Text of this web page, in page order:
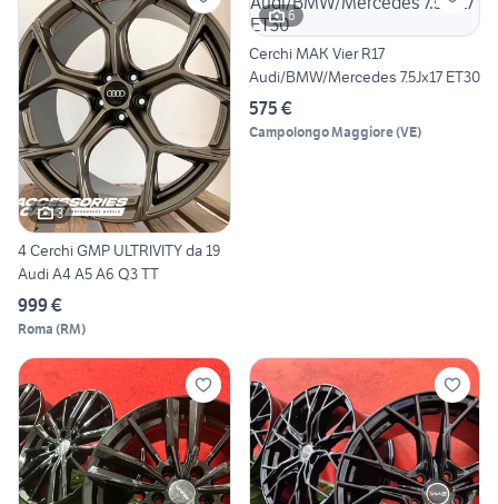
3
4 Cerchi GMP ULTRIVITY da 19
Audi A4 A5 A6 Q3 TT
999 €
Roma (RM)
6
Cerchi MAK Vier R17
Audi/BMW/Mercedes 7.5Jx17 ET30
575 €
Campolongo Maggiore(VE)